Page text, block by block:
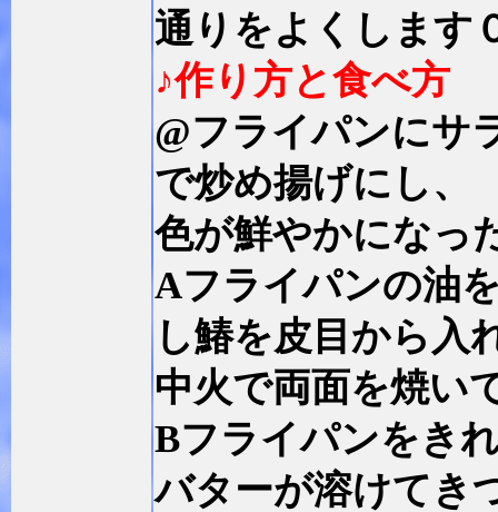
通りをよくします
♪作り方と食べ方
@フライパンにサ
で炒め揚げにし、
色が鮮やかになっ
Aフライパンの油
し鰆を皮目から入
中火で両面を焼い
Bフライパンをき
バターが溶けてき